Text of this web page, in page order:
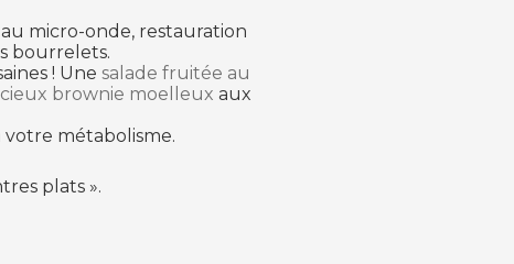
micro-onde, restauration
bourrelets.
! Une salade fruitée au
brownie moelleux aux
métabolisme.
plats ».